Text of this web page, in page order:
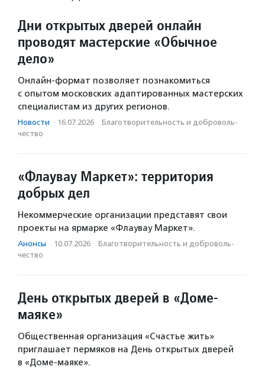
Дни открытых дверей онлайн
проводят мастерские «Обычное
дело»
Онлайн-формат позволяет познакомиться
с опытом московских адаптированных мастерских
специалистам из других регионов.
Новости · 16.07.2026 · Благотвори­тель­ность и доброволь­
чест­во
«Флаувау Маркет»: территория
добрых дел
Некоммерческие организации представят свои
проекты на ярмарке «Флаувау Маркет».
Анонсы · 10.07.2026 · Благотвори­тель­ность и доброволь­
чест­во
День открытых дверей в «Доме-
маяке»
Общественная организация «Счастье жить»
приглашает пермяков на День открытых дверей
в «Доме-маяке».